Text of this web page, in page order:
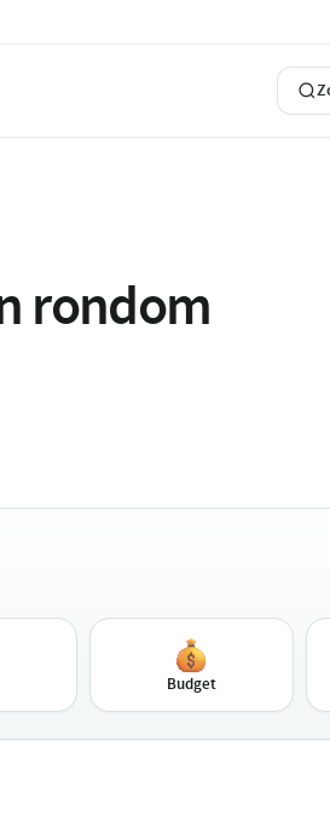
rondom
Budget